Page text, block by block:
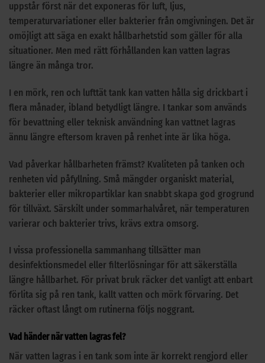
uppstår först när det exponeras för luft, ljus,
temperaturvariationer eller bakterier från omgivningen. Det är
omöjligt att säga en exakt hållbarhetstid som gäller för alla
situationer. Men med rätt förhållanden kan vatten lagras
längre än många tror.
I en mörk, ren och lufttät tank kan vatten hålla sig drickbart i
flera månader, ibland betydligt längre. I tankar som används
för bevattning eller teknisk användning kan vattnet lagras
ännu längre eftersom kraven på renhet inte är lika höga.
Vad påverkar hållbarheten främst? Kvaliteten på tanken och
renheten vid påfyllning. Små mängder organiskt material,
bakterier eller mikropartiklar kan snabbt skapa god grogrund
för tillväxt. Särskilt under sommarhalvåret, när temperaturen
varierar och bakterier trivs, krävs extra omsorg.
I vissa professionella sammanhang tillsätter man
desinfektionsmedel eller filterlösningar för att säkerställa
längre hållbarhet. För privat bruk räcker det vanligt att enbart
förlita sig på ren tank, kallt vatten och mörk förvaring. Det
räcker oftast långt om rutinerna följs noggrant.
Vad händer när vatten lagras fel?
När vatten lagras i en tank som inte är korrekt rengjord eller